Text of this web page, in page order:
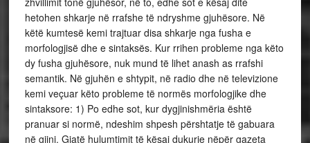
hetohen shkarje në rrafshe të ndryshme gjuhësore. Në
këtë kumtesë kemi trajtuar disa shkarje nga fusha e
morfologjisë dhe e sintaksës. Kur rrihen probleme nga këto
dy fusha gjuhësore, nuk mund të lihet anash as rrafshi
semantik. Në gjuhën e shtypit, në radio dhe në televizione
kemi veçuar këto probleme të normës morfologjike dhe
sintaksore: 1) Po edhe sot, kur dygjinishmëria është
pranuar si normë, ndeshim shpesh përshtatje të gabuara
në gjini. Gjatë hulumtimit të kësaj dukurie nëpër gazeta